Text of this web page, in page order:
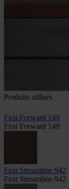
Produits utilisés
First Forward 149
First Forward 149
First Streamline 942
First Streamline 942